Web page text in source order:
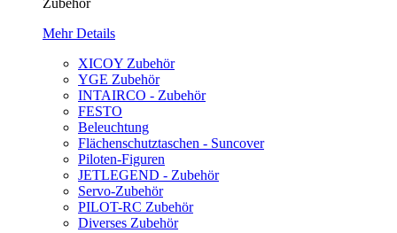
Zubehör
Mehr Details
XICOY Zubehör
YGE Zubehör
INTAIRCO - Zubehör
FESTO
Beleuchtung
Flächenschutztaschen - Suncover
Piloten-Figuren
JETLEGEND - Zubehör
Servo-Zubehör
PILOT-RC Zubehör
Diverses Zubehör